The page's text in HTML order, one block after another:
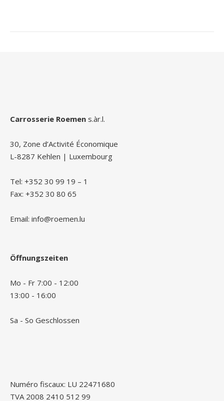
Carrosserie Roemen s.àr.l.
30, Zone d’Activité Économique
L-8287 Kehlen | Luxembourg
Tel: +352 30 99 19 – 1
Fax: +352 30 80 65
Email: info@roemen.lu
Öffnungszeiten
Mo - Fr 7:00 - 12:00
13:00 - 16:00
Sa - So Geschlossen
Numéro fiscaux: LU 22471680
TVA 2008 2410 512 99